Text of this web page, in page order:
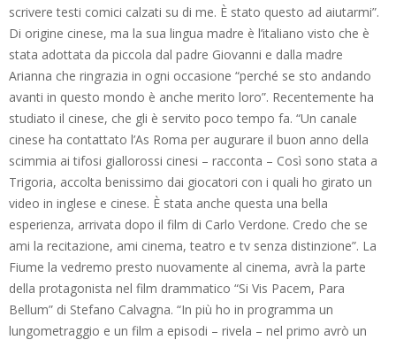
scrivere testi comici calzati su di me. È stato questo ad aiutarmi”.
Di origine cinese, ma la sua lingua madre è l’italiano visto che è
stata adottata da piccola dal padre Giovanni e dalla madre
Arianna che ringrazia in ogni occasione “perché se sto andando
avanti in questo mondo è anche merito loro”. Recentemente ha
studiato il cinese, che gli è servito poco tempo fa. “Un canale
cinese ha contattato l’As Roma per augurare il buon anno della
scimmia ai tifosi giallorossi cinesi – racconta – Così sono stata a
Trigoria, accolta benissimo dai giocatori con i quali ho girato un
video in inglese e cinese. È stata anche questa una bella
esperienza, arrivata dopo il film di Carlo Verdone. Credo che se
ami la recitazione, ami cinema, teatro e tv senza distinzione”. La
Fiume la vedremo presto nuovamente al cinema, avrà la parte
della protagonista nel film drammatico “Si Vis Pacem, Para
Bellum” di Stefano Calvagna. “In più ho in programma un
lungometraggio e un film a episodi – rivela – nel primo avrò un